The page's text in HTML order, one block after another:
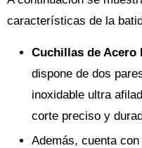
características de la
Cuchillas de Acero
dispone de dos
inoxidable ultra
corte preciso y
Además, cuenta